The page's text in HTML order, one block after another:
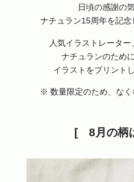
日頃の感謝の
ナチュラン15周年を記
人気イラストレータ
ナチュランのため
イラストをプリント
※ 数量限定のため、な
8月の柄